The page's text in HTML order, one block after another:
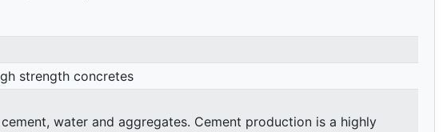
strength concretes
water and aggregates. Cement production is a highly